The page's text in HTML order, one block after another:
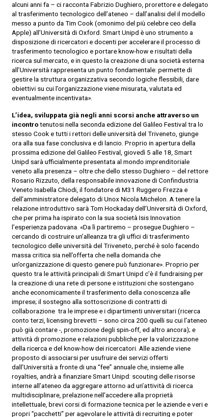
alcuni anni fa – ci racconta Fabrizio Dughiero, prorettore e delegato
al trasferimento tecnologico dell’ateneo – dall’analisi del il modello
messo a punto da Tim Cook (omonimo del più celebre ceo della
Apple) all’Università di Oxford. Smart Unipd è uno strumento a
disposizione di ricercatori e docenti per accelerare il processo di
trasferimento tecnologico e portare know-how e risultati della
ricerca sul mercato, e in questo la creazione di una società esterna
all’Università rappresenta un punto fondamentale: permette di
gestire la struttura organizzativa secondo logiche flessibili, dare
obiettivi su cui l’organizzazione viene misurata, valutata ed
eventualmente incentivata».
L’idea, sviluppata già negli anni scorsi anche attraverso un
incontrotenutosi nella seconda edizione del Galileo Festival tra lo
stesso Cook e tutti i rettori delle università del Triveneto, giunge
ora alla sua fase conclusiva e di lancio. Proprio in apertura della
prossima edizione del Galileo Festival, giovedì 5 alle 18, Smart
Unipd sarà ufficialmente presentata al mondo imprenditoriale
veneto alla presenza – oltre che dello stesso Dughiero – del rettore
Rosario Rizzuto, della responsabile innovazione di Confindustria
Veneto Isabella Chiodi, il fondatore di M31 Ruggero Frezza e
dell’amministratore delegato di Unox Nicola Michelon. A tenere la
relazione introduttivo sarà Tom Hockaday dell’Università di Oxford,
che per prima ha ispirato con la sua società Isis Innovation
l’esperienza padovana. «Da lì partiremo – prosegue Dughiero –
cercando di costruire un’alleanza tra gli uffici di trasferimento
tecnologico delle università del Triveneto, perché è solo facendo
massa critica sia nell’offerta che nella domanda che
un’organizzazione di questo genere può funzionare». Proprio per
questo tra le attività principali di Smart Unipd c’è il fundraising per
la creazione di una rete di persone e istituzioni che sostengano
anche economicamente il trasferimento della conoscenza alle
imprese; il sostegno alla sottoscrizione di contratti di
collaborazione tra le imprese e i dipartimenti universitari (ricerca
conto terzi, licensing brevetti – sono circa 200 quelli su cui l’ateneo
può già contare -, promozione degli spin-off, ed altro ancora); e
attività di promozione e relazioni pubbliche per la valorizzazione
della ricerca e del know-how dei ricercatori. Alle aziende viene
proposto di associarsi per usufruire dei servizi offerti
dall’Università a fronte di una “fee” annuale che, insieme alle
royalties, andrà a finanziare Smart Unipd: scouting delle risorse
interne all’ateneo da aggregare attorno ad un’attività di ricerca
multidisciplinare, prelazione nell’accedere alla proprietà
intellettuale, brevi corsi di formazione tecnica per le aziende e veri e
propri “pacchetti” per agevolare le attività di recruiting e poter